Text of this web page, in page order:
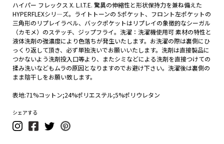
ハイパー フレックス X. L.I.T.E. 驚異の伸縮性と形状保持力を兼ね備えた
HYPERFLEXシリ―ズ。ライトトーンの 5ポケット、フロント左ポケットの
三角形のリプレイラベル、バックポケットはリプレイの象徴的なシーガル
（カモメ）のステッチ、ジップフライ。洗濯：洗濯機使用可 素材の特性と
液体洗剤の強濃度により色落ちが発生いたします。お洗濯の際は裏側にひ
っくり返して頂き、必ず単独洗いでお願いいたします。洗剤は直接製品に
つかないよう洗剤投入口等より、またシミなどによる洗剤を直接つけての
揉み洗いなどもムラの原因となりますのでお避け下さい。洗濯後は裏側の
まま陰干しをお願い致します。
表地:71%コットン;24%ポリエステル;5%ポリウレタン
シェアする